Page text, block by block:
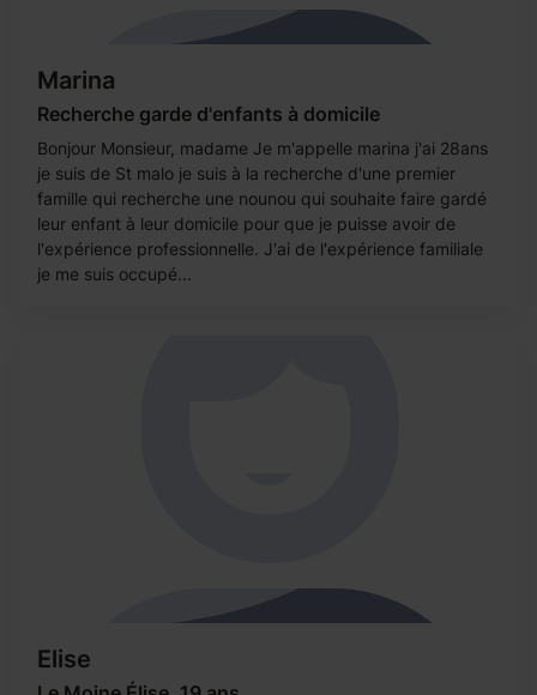
Marina
Recherche garde d'enfants à domicile
Bonjour Monsieur, madame Je m'appelle marina j'ai 28ans
je suis de St malo je suis à la recherche d'une premier
famille qui recherche une nounou qui souhaite faire gardé
leur enfant à leur domicile pour que je puisse avoir de
l'expérience professionnelle. J'ai de l'expérience familiale
je me suis occupé...
Elise